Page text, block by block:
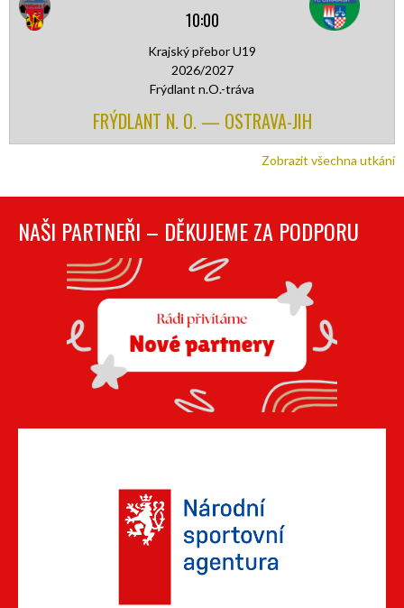
10:00
Krajský přebor U19
2026/2027
Frýdlant n.O.-tráva
FRÝDLANT N. O. — OSTRAVA-JIH
Zobrazit všechna utkání
NAŠI PARTNEŘI – DĚKUJEME ZA PODPORU